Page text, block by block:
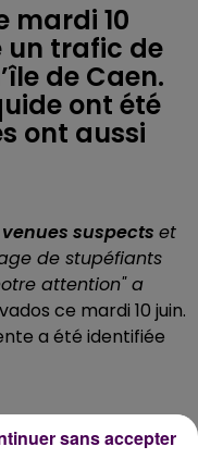
mardi 10
un trafic de
de Caen.
ont été
ont aussi
suspects et
de stupéfiants
attention" a
ce mardi 10 juin.
a été identifiée
sans accepter